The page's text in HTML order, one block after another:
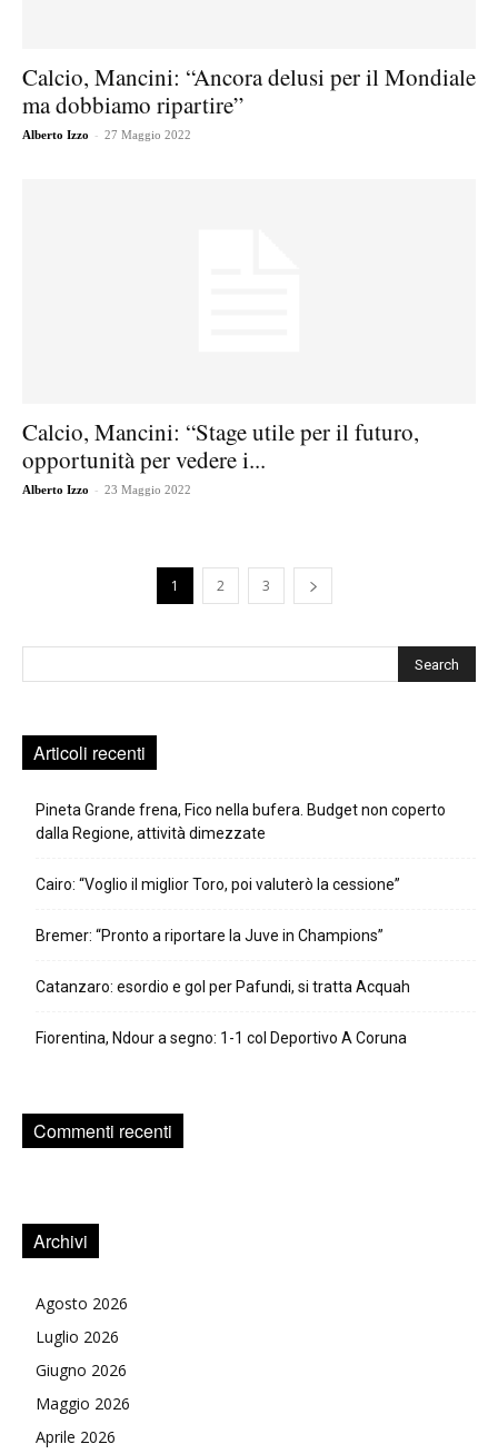
Calcio, Mancini: “Ancora delusi per il Mondiale
ma dobbiamo ripartire”
Alberto Izzo - 27 Maggio 2022
Calcio, Mancini: “Stage utile per il futuro,
opportunità per vedere i...
Alberto Izzo - 23 Maggio 2022
1 2 3
Articoli recenti
Pineta Grande frena, Fico nella bufera. Budget non coperto
dalla Regione, attività dimezzate
Cairo: “Voglio il miglior Toro, poi valuterò la cessione”
Bremer: “Pronto a riportare la Juve in Champions”
Catanzaro: esordio e gol per Pafundi, si tratta Acquah
Fiorentina, Ndour a segno: 1-1 col Deportivo A Coruna
Commenti recenti
Archivi
Agosto 2026
Luglio 2026
Giugno 2026
Maggio 2026
Aprile 2026